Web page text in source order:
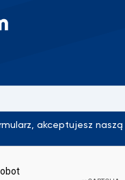
akceptujesz naszą